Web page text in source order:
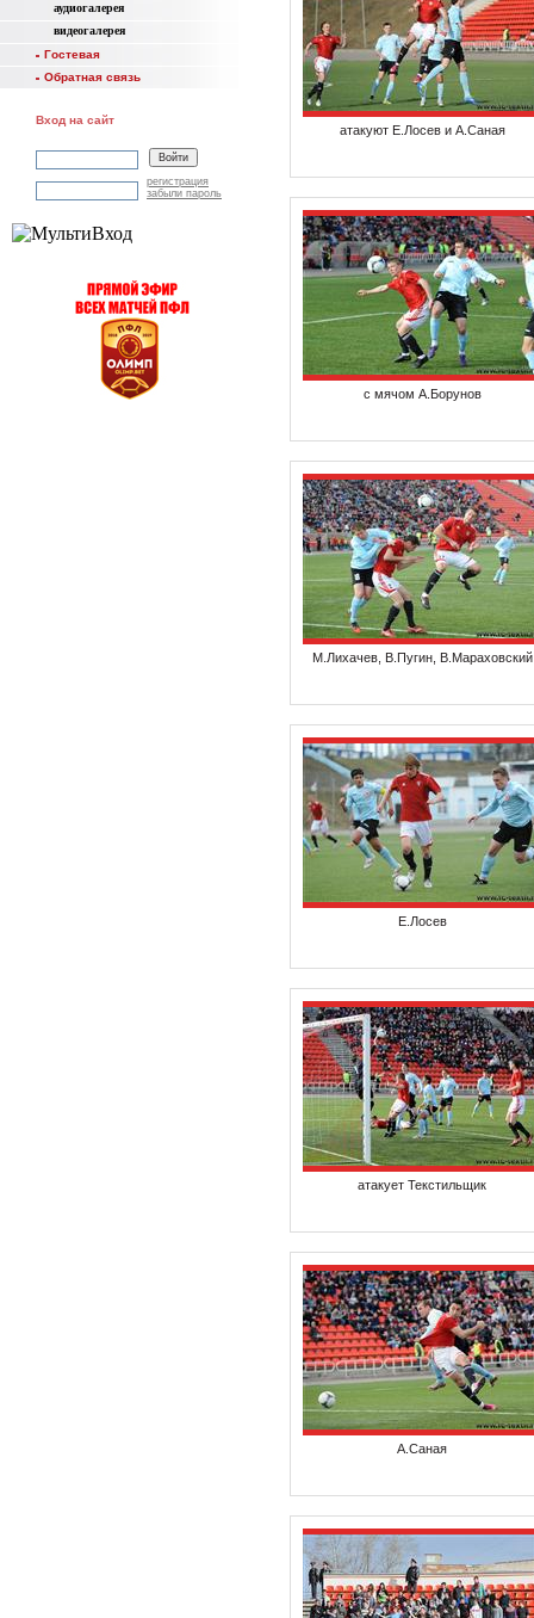
аудиогалерея
видеогалерея
Гостевая
Обратная связь
Вход на сайт
регистрация
забыли пароль
атакуют Е.Лосев и А.Саная
с мячом А.Борунов
М.Лихачев, В.Пугин, В.Мараховский
Е.Лосев
атакует Текстильщик
А.Саная